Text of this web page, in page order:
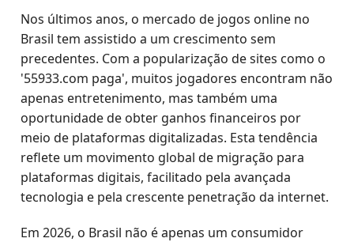
Nos últimos anos, o mercado de jogos online no
Brasil tem assistido a um crescimento sem
precedentes. Com a popularização de sites como o
'55933.com paga', muitos jogadores encontram não
apenas entretenimento, mas também uma
oportunidade de obter ganhos financeiros por
meio de plataformas digitalizadas. Esta tendência
reflete um movimento global de migração para
plataformas digitais, facilitado pela avançada
tecnologia e pela crescente penetração da internet.
Em 2026, o Brasil não é apenas um consumidor